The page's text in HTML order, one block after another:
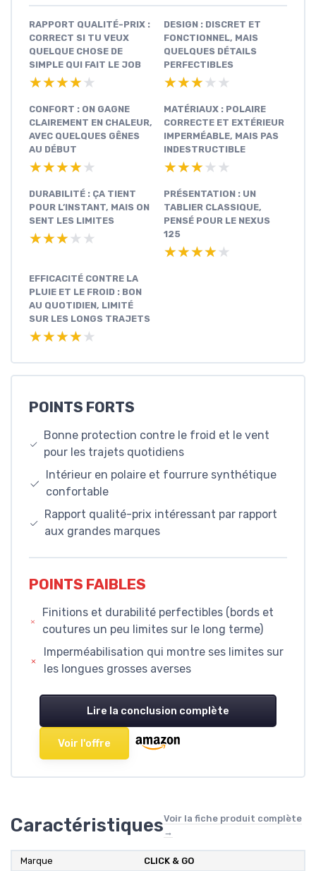
RAPPORT QUALITÉ-PRIX :
CORRECT SI TU VEUX
QUELQUE CHOSE DE
SIMPLE QUI FAIT LE JOB
★★★★★
★★★★★
DESIGN : DISCRET ET
FONCTIONNEL, MAIS
QUELQUES DÉTAILS
PERFECTIBLES
★★★★★
★★★★★
CONFORT : ON GAGNE
CLAIREMENT EN CHALEUR,
AVEC QUELQUES GÊNES
AU DÉBUT
★★★★★
★★★★★
MATÉRIAUX : POLAIRE
CORRECTE ET EXTÉRIEUR
IMPERMÉABLE, MAIS PAS
INDESTRUCTIBLE
★★★★★
★★★★★
DURABILITÉ : ÇA TIENT
POUR L’INSTANT, MAIS ON
SENT LES LIMITES
★★★★★
★★★★★
PRÉSENTATION : UN
TABLIER CLASSIQUE,
PENSÉ POUR LE NEXUS
125
★★★★★
★★★★★
EFFICACITÉ CONTRE LA
PLUIE ET LE FROID : BON
AU QUOTIDIEN, LIMITÉ
SUR LES LONGS TRAJETS
★★★★★
★★★★★
POINTS FORTS
Bonne protection contre le froid et le vent
pour les trajets quotidiens
Intérieur en polaire et fourrure synthétique
confortable
Rapport qualité-prix intéressant par rapport
aux grandes marques
POINTS FAIBLES
Finitions et durabilité perfectibles (bords et
coutures un peu limites sur le long terme)
Imperméabilisation qui montre ses limites sur
les longues grosses averses
Lire la conclusion complète
Voir l'offre
CaractéristiquesVoir la fiche produit complète
→
Marque CLICK & GO